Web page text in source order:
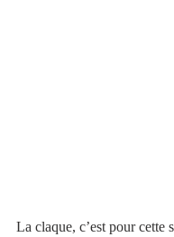
La claque, c’est pour cette